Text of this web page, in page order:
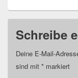
Schreibe
Deine E-Mail-
sind mit * markiert